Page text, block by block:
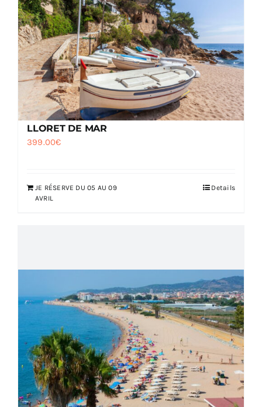
LLORET DE MAR
399.00€
JE RÉSERVE DU 05 AU 09
AVRIL
Details